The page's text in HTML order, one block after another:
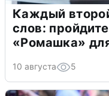
Каждый
слов:
«Ромашка»
10 августа 5